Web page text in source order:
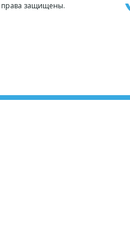
защищены.